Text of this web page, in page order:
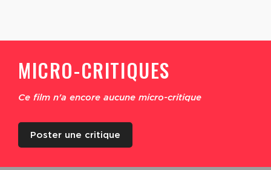
MICRO-CRITIQUES
Ce film n'a encore aucune micro-critique
Poster une critique